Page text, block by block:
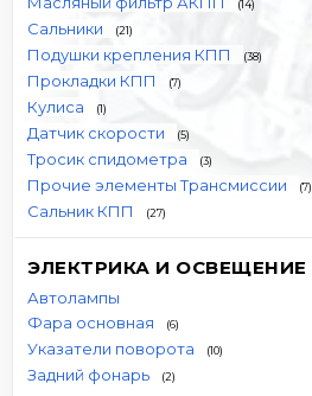
(14)
Сальники (21)
Подушки крепления КПП (38)
Прокладки КПП (7)
Кулиса (1)
Датчик скорости (5)
Тросик спидометра (3)
Прочие элементы Трансмиссии (7)
Сальник КПП (27)
ЭЛЕКТРИКА И ОСВЕЩЕНИЕ
Автолампы
Фара основная
(6)
Указатели поворота (10)
Задний фонарь (2)